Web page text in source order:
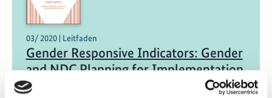
03/ 2020 | Leitfaden
Gender Responsive Indicators: Gender
and NDC Planning for Implementation